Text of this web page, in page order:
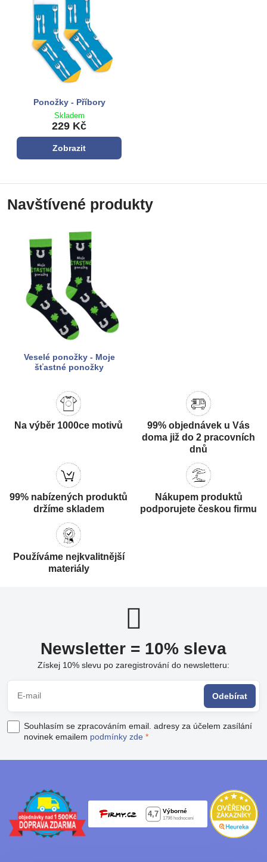
Ponožky - Příbory
Skladem
229 Kč
Zobrazit
Navštívené produkty
Veselé ponožky - Moje
šťastné ponožky
Na výběr 1000ce motivů
99% objednávek u Vás
doma již do 2 pracovních
dnů
99% nabízených produktů
držíme skladem
Nákupem produktů
podporujete českou firmu
Používáme nejkvalitnější
materiály
Newsletter = 10% sleva
Získej 10% slevu po zaregistrování do newsletteru:
Odebírat
Souhlasím se zpracováním email. adresy za účelem zasílání
novinek emailem podmínky zde *